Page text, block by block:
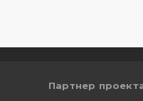
Партнер